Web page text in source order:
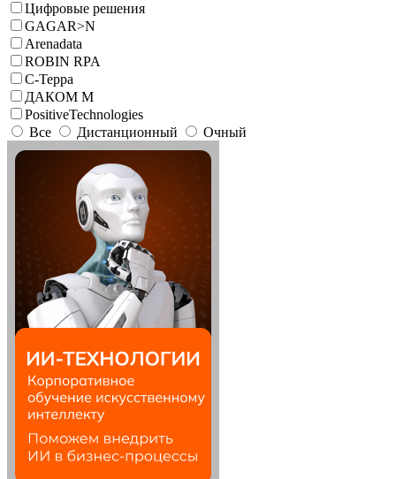
Цифровые решения
GAGAR>N
Arenadata
ROBIN RPA
С-Терра
ДАКОМ М
PositiveTechnologies
Все
Дистанционный Очный